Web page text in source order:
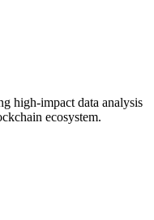
high-impact data analysis
ecosystem.